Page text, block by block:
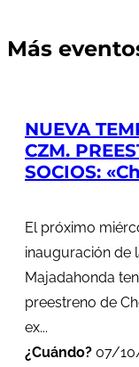
Más
NUEVA
CZM.
SOCIOS:
El próximo
inauguración de
Majadahonda
preestreno de
ex...
¿Cuándo? 07/